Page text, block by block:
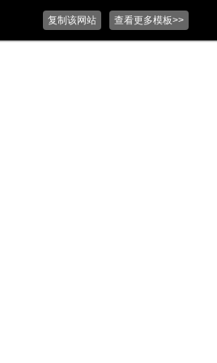
查看更多模板>>
复制该网站